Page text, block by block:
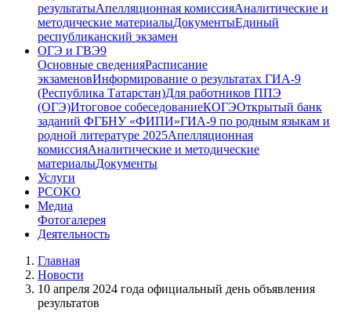
результатыАпелляционная комиссияАналитические и
методические материалыДокументыЕдиный
республиканский экзамен
ОГЭ и ГВЭ9
Основные сведенияРасписание
экзаменовИнформирование о результатах ГИА-9
(Республика Татарстан)Для работников ППЭ
(ОГЭ)Итоговое собеседованиеКОГЭОткрытый банк
заданий ФГБНУ «ФИПИ»ГИА-9 по родным языкам и
родной литературе 2025Апелляционная
комиссияАналитические и методические
материалыДокументы
Услуги
РСОКО
Медиа
Фотогалерея
Деятельность
Главная
Новости
10 апреля 2024 года официальный день объявления
результатов